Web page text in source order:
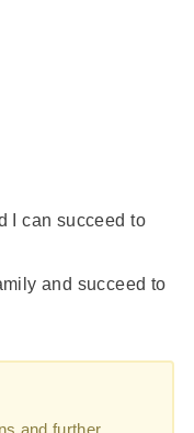
I can succeed to
and succeed to
and further